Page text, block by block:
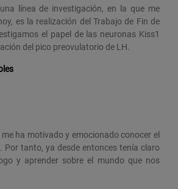
línea de investigación, en la que me
es la realización del Trabajo de Fin de
el papel de las neuronas Kiss1
del pico preovulatorio de LH.
ha motivado y emocionado conocer el
Por tanto, ya desde entonces tenía claro
y aprender sobre el mundo que nos